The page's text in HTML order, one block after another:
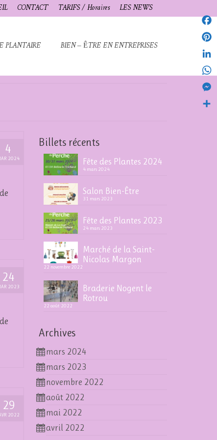
CONTACT TARIFS / Horaires LES NEWS
PLANTAIRE BIEN – ÊTRE EN ENTREPRISES
4
2024
24
2023
29
2022
Billets récents
Fête des Plantes 2024
4 mars 2024
Salon Bien-Être
31 mars 2023
Fête des Plantes 2023
24 mars 2023
Marché de la Saint-
Nicolas Margon
22 novembre 2022
Braderie Nogent le
Rotrou
22 août 2022
Archives
mars 2024
mars 2023
novembre 2022
août 2022
mai 2022
avril 2022